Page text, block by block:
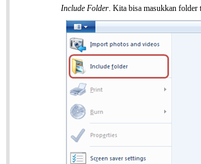
Include Folder. Kita bisa masukkan folder